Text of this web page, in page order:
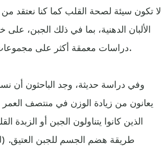
لا تكون سيئة لصحة القلب كما كنا نعتقد
الألبان الدهنية، بما في ذلك الجبن،
دراسات معمقة أكثر على مجموعات أكبر من عشاق الجبن للتأكد من صحة هذه النتائج.
وفي دراسة حديثة، وجد الباحثون أن
يعانون من زيادة الوزن في منتصف العمر
الذين كانوا يتناولون الجبن أو الزبدة
طريقة هضم الجسم للجبن العتيق.